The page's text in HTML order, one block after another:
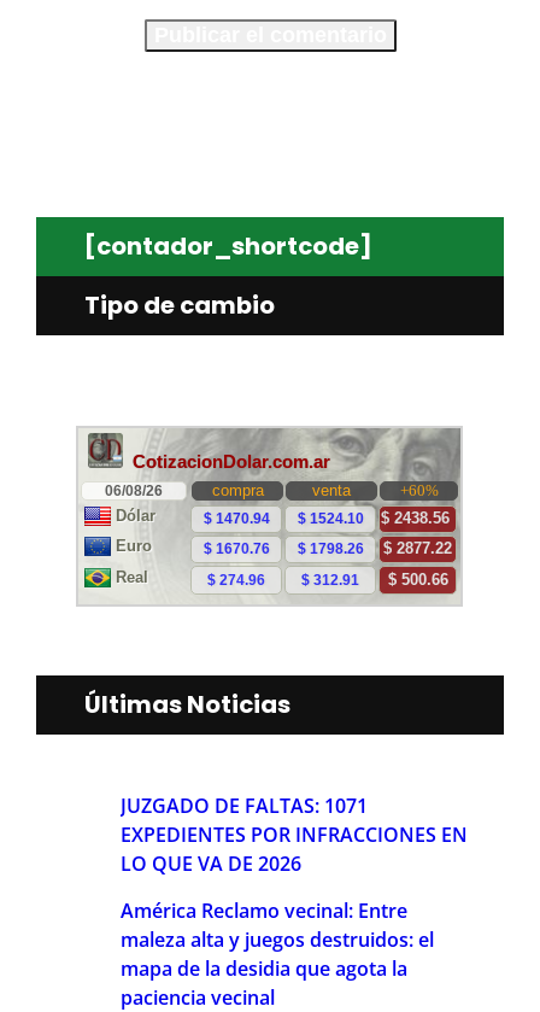
[contador_shortcode]
Tipo de cambio
Últimas Noticias
JUZGADO DE FALTAS: 1071
EXPEDIENTES POR INFRACCIONES EN
LO QUE VA DE 2026
América Reclamo vecinal: Entre
maleza alta y juegos destruidos: el
mapa de la desidia que agota la
paciencia vecinal